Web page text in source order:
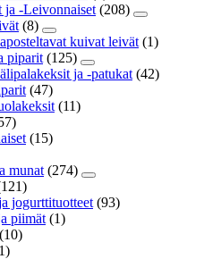
-Leivonnaiset (208)
(8)
kuivat leivät (1)
piparit (125)
ja -patukat (42)
(47)
(11)
(15)
munat (274)
jogurttituotteet (93)
piimät (1)
(10)